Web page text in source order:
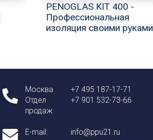
PENOGLAS KIT 400 -
Профессиональная
изоляция своими руками
Москва
Отдел
продаж
+7 495 187-17-71
+7 901 532-73-66
E-mail: info@ppu21.ru